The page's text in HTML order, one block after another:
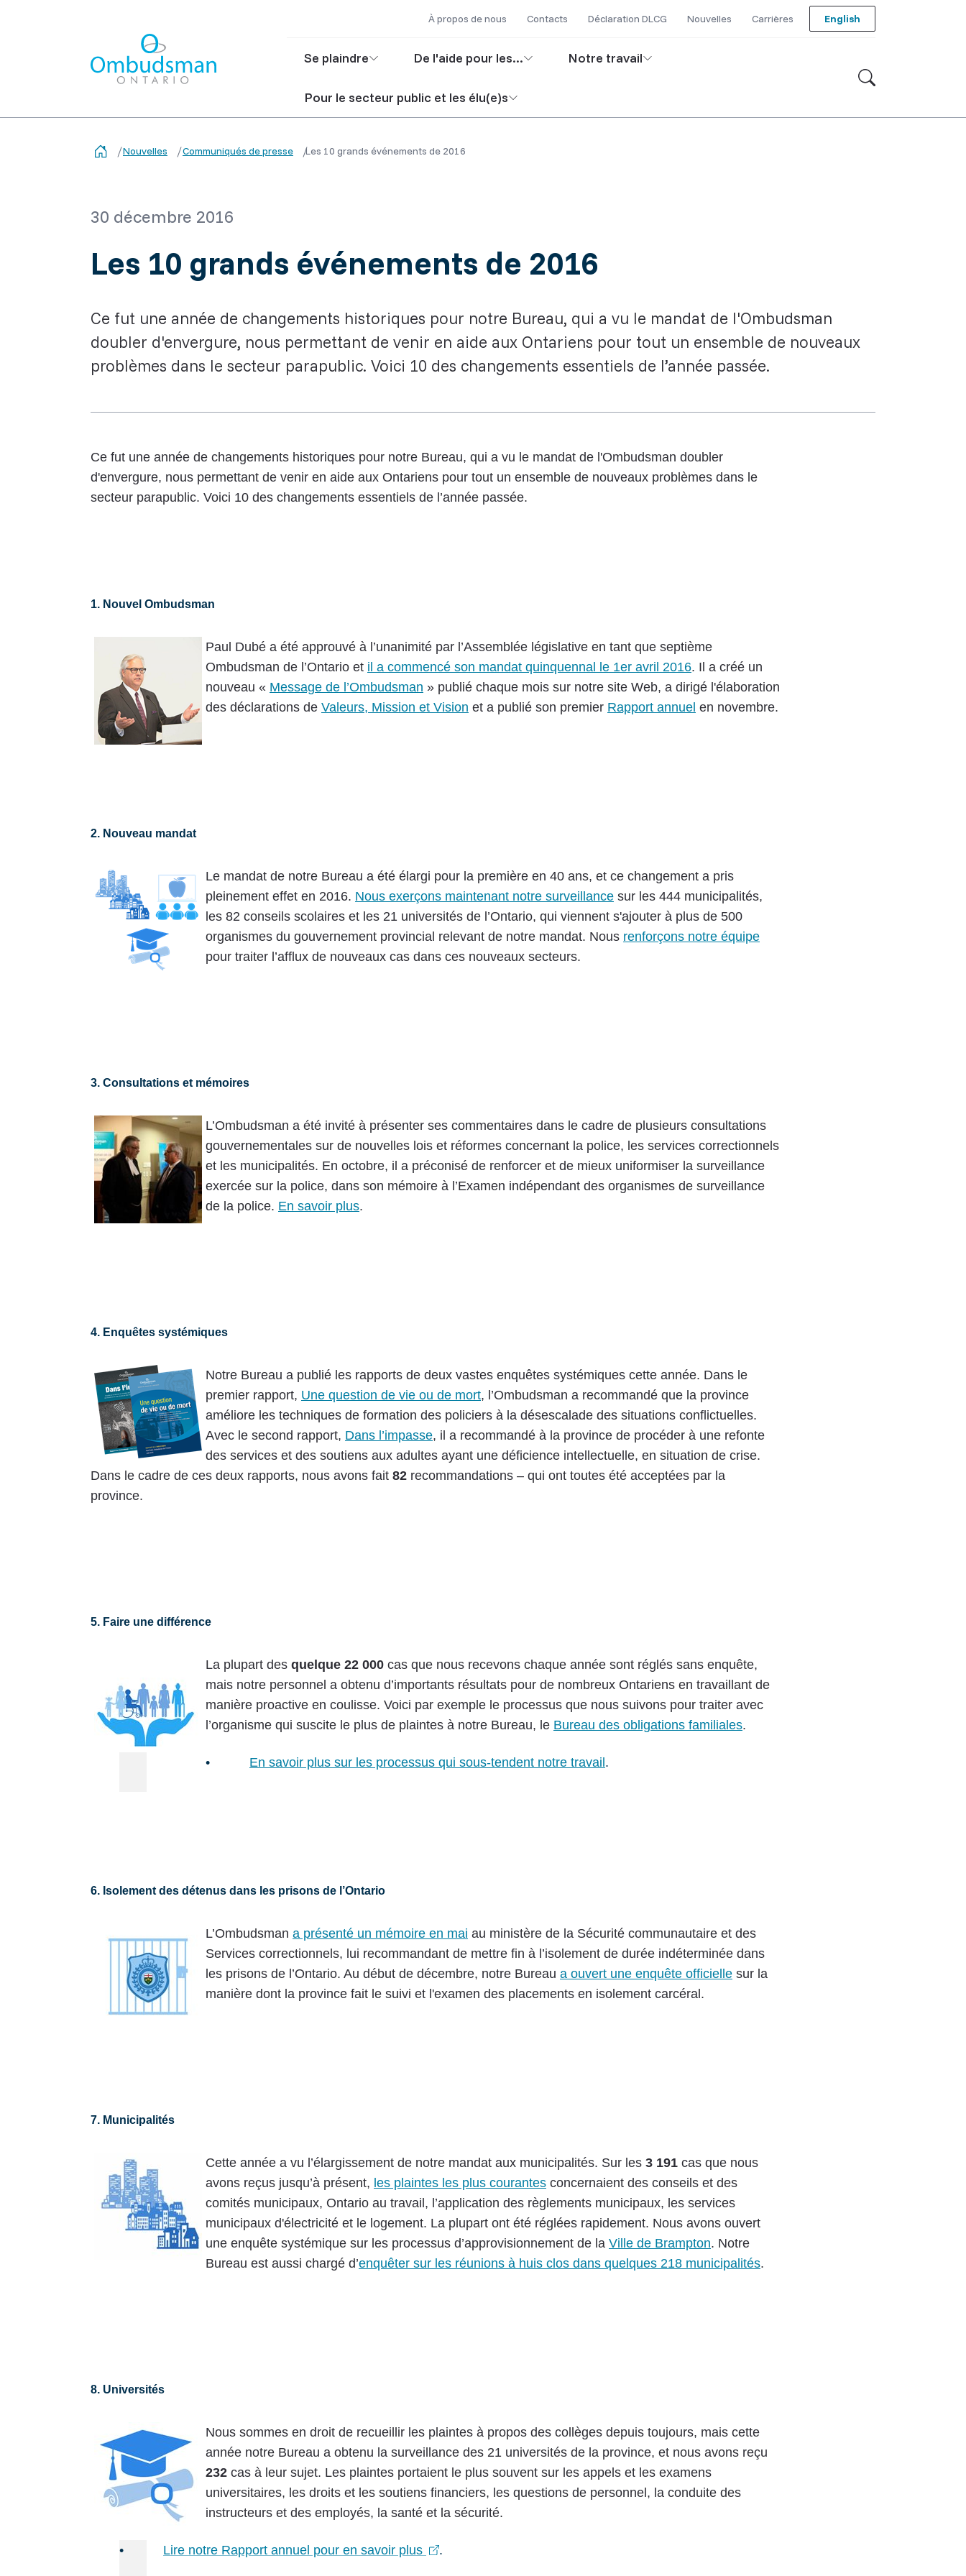
content
Secondary
À propos de nous Contacts Déclaration DLCG Nouvelles Carrières English
Main
Se plaindre De l'aide pour les... Notre travail
Pour le secteur public et les élu(e)s
Nouvelles Communiqués de presse Les 10 grands événements de 2016
30 décembre 2016
Les 10 grands événements de 2016
Ce fut une année de changements historiques pour notre Bureau, qui a vu le mandat de l'Ombudsman
doubler d'envergure, nous permettant de venir en aide aux Ontariens pour tout un ensemble de nouveaux
problèmes dans le secteur parapublic. Voici 10 des changements essentiels de l’année passée.
Ce fut une année de changements historiques pour notre Bureau, qui a vu le mandat de l'Ombudsman doubler
d'envergure, nous permettant de venir en aide aux Ontariens pour tout un ensemble de nouveaux problèmes dans le
secteur parapublic. Voici 10 des changements essentiels de l’année passée.
1. Nouvel Ombudsman
Paul Dubé a été approuvé à l’unanimité par l’Assemblée législative en tant que septième
Ombudsman de l’Ontario et il a commencé son mandat quinquennal le 1er avril 2016. Il a créé un
nouveau « Message de l’Ombudsman » publié chaque mois sur notre site Web, a dirigé l'élaboration
des déclarations de Valeurs, Mission et Vision et a publié son premier Rapport annuel en novembre.
2. Nouveau mandat
Le mandat de notre Bureau a été élargi pour la première en 40 ans, et ce changement a pris
pleinement effet en 2016. Nous exerçons maintenant notre surveillance sur les 444 municipalités,
les 82 conseils scolaires et les 21 universités de l’Ontario, qui viennent s'ajouter à plus de 500
organismes du gouvernement provincial relevant de notre mandat. Nous renforçons notre équipe
pour traiter l’afflux de nouveaux cas dans ces nouveaux secteurs.
3. Consultations et mémoires
L’Ombudsman a été invité à présenter ses commentaires dans le cadre de plusieurs consultations
gouvernementales sur de nouvelles lois et réformes concernant la police, les services correctionnels
et les municipalités. En octobre, il a préconisé de renforcer et de mieux uniformiser la surveillance
exercée sur la police, dans son mémoire à l’Examen indépendant des organismes de surveillance
de la police. En savoir plus.
4. Enquêtes systémiques
Notre Bureau a publié les rapports de deux vastes enquêtes systémiques cette année. Dans le
premier rapport, Une question de vie ou de mort, l’Ombudsman a recommandé que la province
améliore les techniques de formation des policiers à la désescalade des situations conflictuelles.
Avec le second rapport, Dans l’impasse, il a recommandé à la province de procéder à une refonte
des services et des soutiens aux adultes ayant une déficience intellectuelle, en situation de crise.
Dans le cadre de ces deux rapports, nous avons fait 82 recommandations – qui ont toutes été acceptées par la
province.
5. Faire une différence
La plupart des quelque 22 000 cas que nous recevons chaque année sont réglés sans enquête,
mais notre personnel a obtenu d’importants résultats pour de nombreux Ontariens en travaillant de
manière proactive en coulisse. Voici par exemple le processus que nous suivons pour traiter avec
l’organisme qui suscite le plus de plaintes à notre Bureau, le Bureau des obligations familiales.
• En savoir plus sur les processus qui sous-tendent notre travail.
6. Isolement des détenus dans les prisons de l’Ontario
L’Ombudsman a présenté un mémoire en mai au ministère de la Sécurité communautaire et des
Services correctionnels, lui recommandant de mettre fin à l’isolement de durée indéterminée dans
les prisons de l’Ontario. Au début de décembre, notre Bureau a ouvert une enquête officielle sur la
manière dont la province fait le suivi et l'examen des placements en isolement carcéral.
7. Municipalités
Cette année a vu l’élargissement de notre mandat aux municipalités. Sur les 3 191 cas que nous
avons reçus jusqu’à présent, les plaintes les plus courantes concernaient des conseils et des
comités municipaux, Ontario au travail, l’application des règlements municipaux, les services
municipaux d'électricité et le logement. La plupart ont été réglées rapidement. Nous avons ouvert
une enquête systémique sur les processus d’approvisionnement de la Ville de Brampton. Notre
Bureau est aussi chargé d’enquêter sur les réunions à huis clos dans quelques 218 municipalités.
8. Universités
Nous sommes en droit de recueillir les plaintes à propos des collèges depuis toujours, mais cette
année notre Bureau a obtenu la surveillance des 21 universités de la province, et nous avons reçu
232 cas à leur sujet. Les plaintes portaient le plus souvent sur les appels et les examens
universitaires, les droits et les soutiens financiers, les questions de personnel, la conduite des
instructeurs et des employés, la santé et la sécurité.
• Lire notre Rapport annuel pour en savoir plus(lien.